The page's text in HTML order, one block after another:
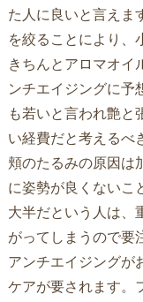
た人に良いと言えま
を絞ることにより、
きちんとアロマオイ
ンチエイジングに予
も若いと言われ艶と
い経費だと考えるべ
頬のたるみの原因は
に姿勢が良くないこ
大半だという人は、
がってしまうので要
アンチエイジングが
ケアが要されます。